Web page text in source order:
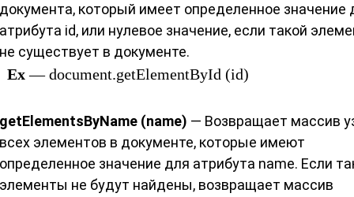
документа, который имеет определенное значение
атрибута id, или нулевое значение, если такой
не существует в документе.
Ex— document.getElementById (id)
getElementsByName (name) — Возвращает массив
всех элементов в документе, которые имеют
определенное значение для атрибута name. Если
элементы не будут найдены, возвращает массив